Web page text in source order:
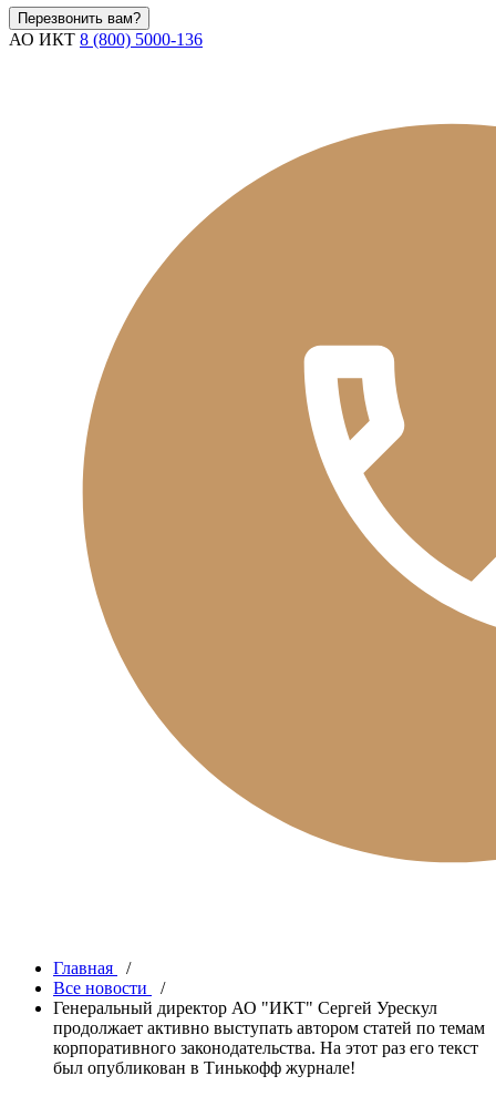
Перезвонить вам?
АО ИКТ 8 (800) 5000-136
Главная
/
Все новости
/
Генеральный директор АО "ИКТ" Сергей Урескул
продолжает активно выступать автором статей по темам
корпоративного законодательства. На этот раз его текст
был опубликован в Тинькофф журнале!